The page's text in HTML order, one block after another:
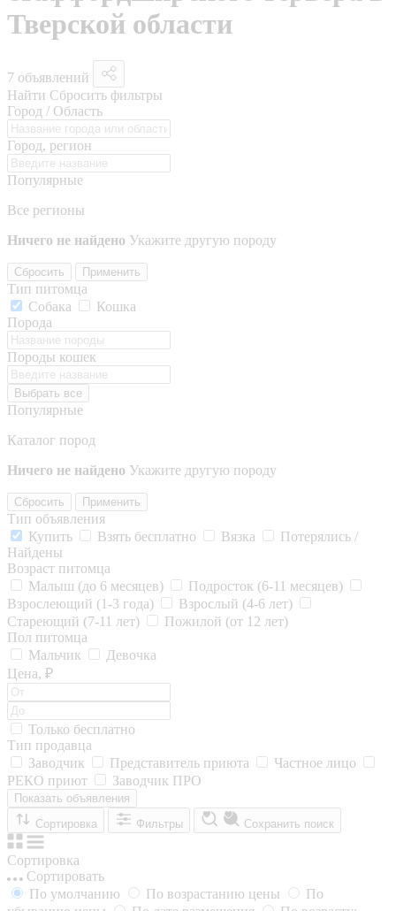
Тверской области
7 объявлений
Найти Сбросить фильтры
Город / Область
Город, регион
Популярные
Все регионы
Ничего не найдено Укажите другую породу
Сбросить Применить
Тип питомца
Собака
Кошка
Порода
Породы кошек
Выбрать все
Популярные
Каталог пород
Ничего не найдено Укажите другую породу
Сбросить Применить
Тип объявления
Купить
Взять бесплатно Вязка
Потерялись /
Найдены
Возраст питомца
Малыш (до 6 месяцев)
Подросток (6-11 месяцев)
Взрослеющий (1-3 года)
Взрослый (4-6 лет)
Стареющий (7-11 лет)
Пожилой (от 12 лет)
Пол питомца
Мальчик
Девочка
Цена, ₽
Только бесплатно
Тип продавца
Заводчик
Представитель приюта
Частное лицо
РЕКО приют
Заводчик ПРО
Показать объявления
Сортировка
Фильтры Сохранить поиск
Сортировка
Сортировать
По умолчанию
По возрастанию цены
По